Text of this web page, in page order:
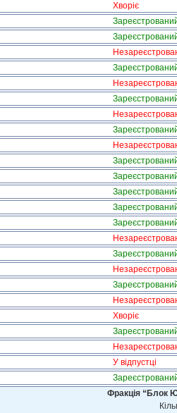
Хворіє
Хворіє
У відпустці
Фракція “Блок